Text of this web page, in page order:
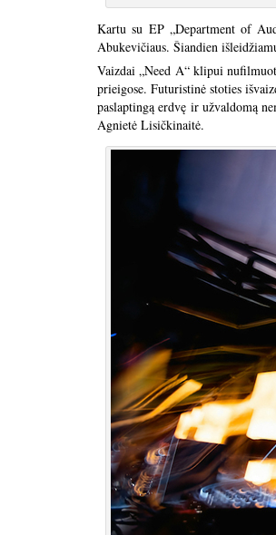
Kartu su EP „Department of
Abukevičiaus. Šiandien
Vaizdai „Need A“ klipui
prieigose. Futuristinė stoties
paslaptingą erdvę ir užvaldomą
Agnietė Lisičkinaitė.